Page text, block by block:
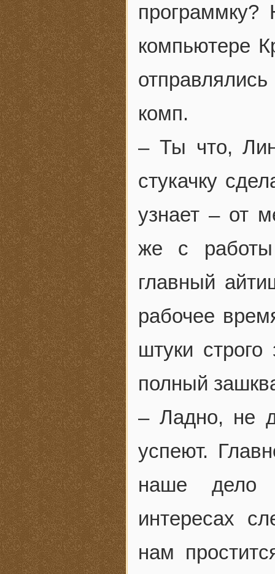
компьютере
комп.
– Ты что,
стукачку
узнает – от
же с
главный
рабочее
штуки
полный
– Ладно, не
успеют.
наше дело
интересах
нам